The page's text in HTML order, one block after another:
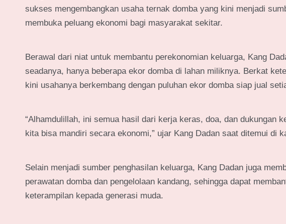
sukses mengembangkan usaha ternak domba yang kini menjadi
membuka peluang ekonomi bagi masyarakat sekitar.
Berawal dari niat untuk membantu perekonomian keluarga, Kang
seadanya, hanya beberapa ekor domba di lahan miliknya. Berkat
kini usahanya berkembang dengan puluhan ekor domba siap jual
“Alhamdulillah, ini semua hasil dari kerja keras, doa, dan dukungan
kita bisa mandiri secara ekonomi,” ujar Kang Dadan saat ditemui di
Selain menjadi sumber penghasilan keluarga, Kang Dadan juga
perawatan domba dan pengelolaan kandang, sehingga dapat
keterampilan kepada generasi muda.